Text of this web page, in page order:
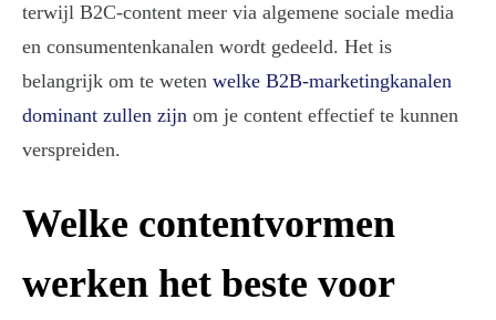
terwijl B2C-content meer via algemene sociale media
en consumentenkanalen wordt gedeeld. Het is
belangrijk om te weten welke B2B-marketingkanalen
dominant zullen zijn om je content effectief te kunnen
verspreiden.
Welke contentvormen
werken het beste voor